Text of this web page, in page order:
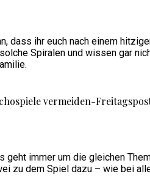
dass ihr euch nach einem
Spiralen und wissen gar
immer um die gleichen
zu dem Spiel dazu – wie bei